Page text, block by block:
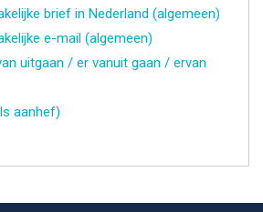
brief in Nederland (algemeen)
e-mail (algemeen)
uitgaan / er vanuit gaan / ervan
aanhef)